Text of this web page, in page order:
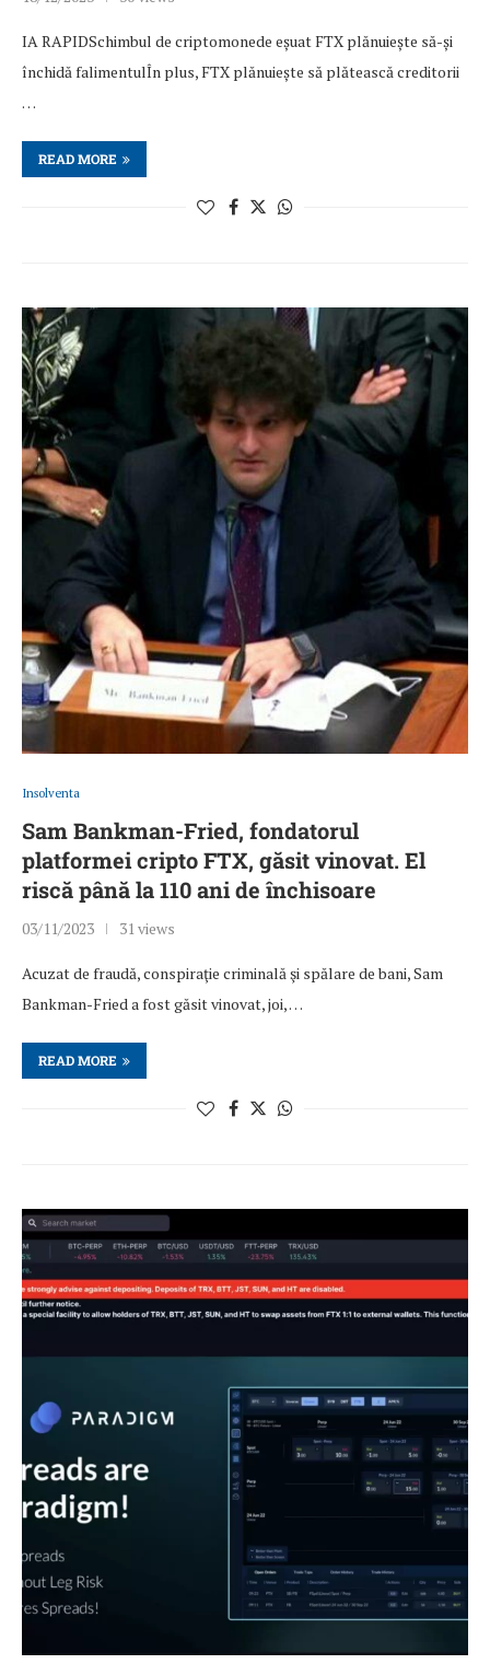
IA RAPIDSchimbul de criptomonede eșuat FTX plănuiește să-și
închidă falimentulÎn plus, FTX plănuiește să plătească creditorii
…
READ MORE
Insolventa
Sam Bankman-Fried, fondatorul
platformei cripto FTX, găsit vinovat. El
riscă până la 110 ani de închisoare
03/11/2023 31 views
Acuzat de fraudă, conspiraţie criminală şi spălare de bani, Sam
Bankman-Fried a fost găsit vinovat, joi, …
READ MORE